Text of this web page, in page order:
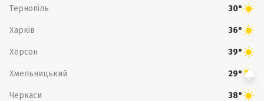
Тернопіль 30°
Харків 36°
Херсон 39°
Хмельницький 29°
Черкаси 38°